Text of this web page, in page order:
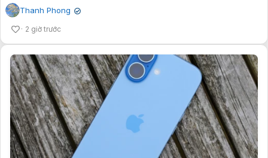
Thanh Phong ✔
2 giờ trước